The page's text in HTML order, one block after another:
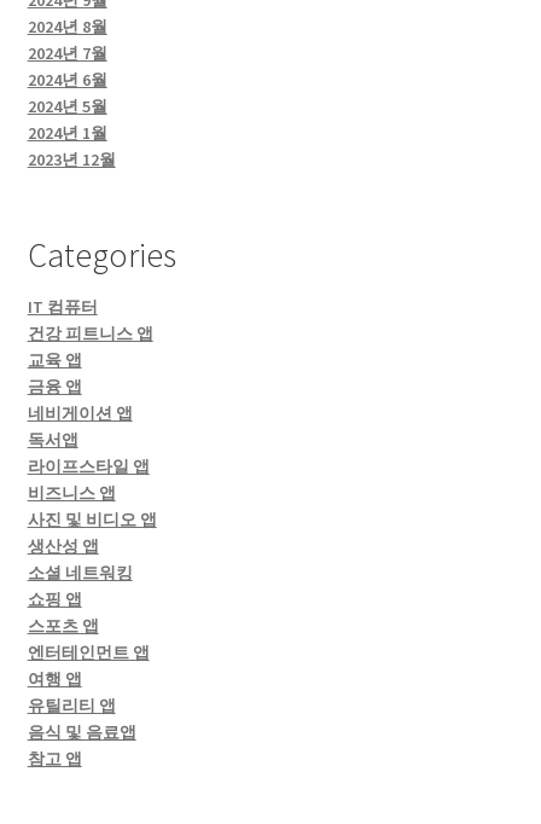
2024년 8월
2024년 7월
2024년 6월
2024년 5월
2024년 1월
2023년 12월
Categories
IT 컴퓨터
건강 피트니스 앱
교육 앱
금융 앱
네비게이션 앱
독서앱
라이프스타일 앱
비즈니스 앱
사진 및 비디오 앱
생산성 앱
소셜 네트워킹
쇼핑 앱
스포츠 앱
엔터테인먼트 앱
여행 앱
유틸리티 앱
음식 및 음료앱
참고 앱